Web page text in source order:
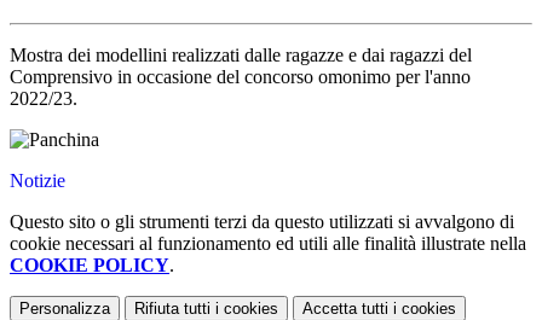
Mostra dei modellini realizzati dalle ragazze e dai ragazzi del
Comprensivo in occasione del concorso omonimo per l'anno
2022/23.
Notizie
Questo sito o gli strumenti terzi da questo utilizzati si avvalgono di
cookie necessari al funzionamento ed utili alle finalità illustrate nella
COOKIE POLICY.
Personalizza Rifiuta tutti i cookies Accetta tutti i cookies